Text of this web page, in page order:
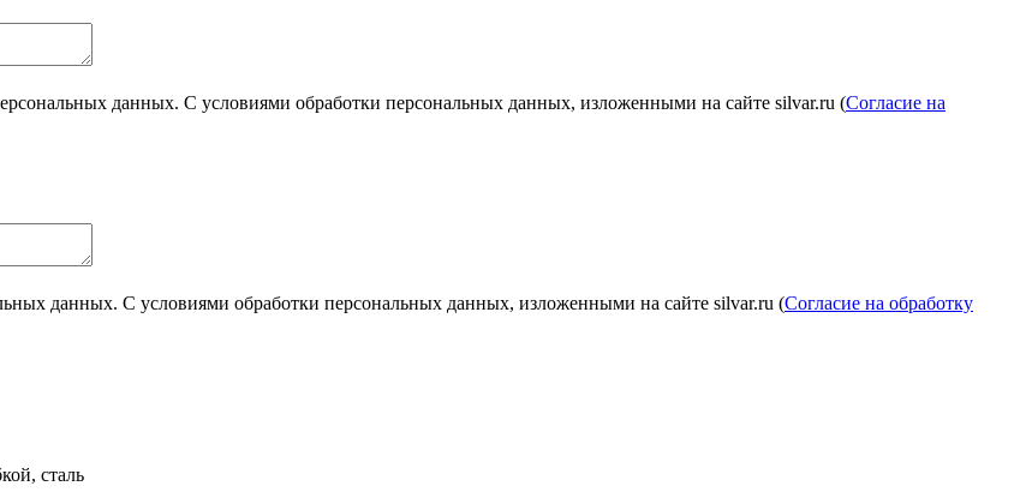
данных. С условиями обработки персональных данных, изложенными на сайте silvar.ru (Согласие на
данных. С условиями обработки персональных данных, изложенными на сайте silvar.ru (Согласие на обработку
сталь